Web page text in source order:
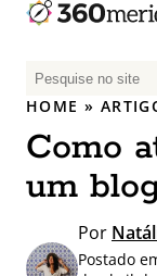
P
e
q
u
i
a
HOME »
Como
um
Por
Postado